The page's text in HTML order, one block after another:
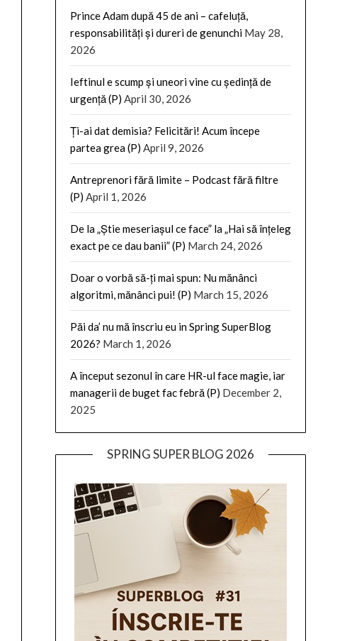
Prince Adam după 45 de ani – cafeluță,
responsabilități și dureri de genunchi May 28,
2026
Ieftinul e scump și uneori vine cu ședință de
urgență (P) April 30, 2026
Ți-ai dat demisia? Felicitări! Acum începe
partea grea (P) April 9, 2026
Antreprenori fără limite – Podcast fără filtre
(P) April 1, 2026
De la „Știe meseriașul ce face” la „Hai să înțeleg
exact pe ce dau banii” (P) March 24, 2026
Doar o vorbă să-ți mai spun: Nu mănânci
algoritmi, mănânci pui! (P) March 15, 2026
Păi da’ nu mă înscriu eu in Spring SuperBlog
2026? March 1, 2026
A început sezonul în care HR-ul face magie, iar
managerii de buget fac febră (P) December 2,
2025
SPRING SUPER BLOG 2026